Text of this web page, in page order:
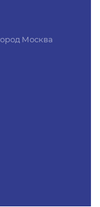
Москва